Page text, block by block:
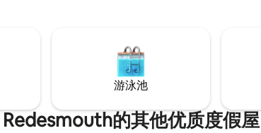
。欢迎狗狗。电动车外
头）。当地酒吧供应食
所值！
（ Kielder
游泳池
Redesmouth的其他优质度假屋